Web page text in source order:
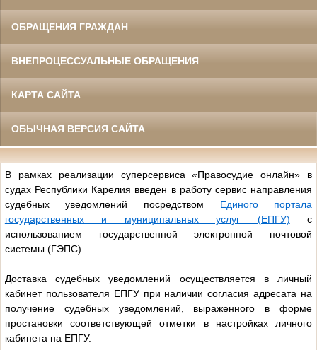
ОБРАЩЕНИЯ ГРАЖДАН
ВНЕПРОЦЕССУАЛЬНЫЕ ОБРАЩЕНИЯ
КАРТА САЙТА
ОБЫЧНАЯ ВЕРСИЯ САЙТА
В рамках реализации суперсервиса «Правосудие онлайн» в
судах Республики Карелия введен в работу сервис направления
судебных уведомлений посредством Единого портала
государственных и муниципальных услуг (ЕПГУ) с
использованием государственной электронной почтовой
системы (ГЭПС).
Доставка судебных уведомлений осуществляется в личный
кабинет пользователя ЕПГУ при наличии согласия адресата на
получение судебных уведомлений, выраженного в форме
простановки соответствующей отметки в настройках личного
кабинета на ЕПГУ.